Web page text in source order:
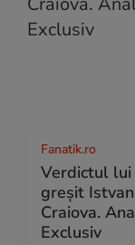
Fanatik.ro
Verdictul lui
greșit
Craiova.
Exclusiv